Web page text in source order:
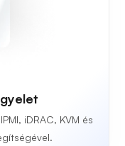
iDRAC, KVM és